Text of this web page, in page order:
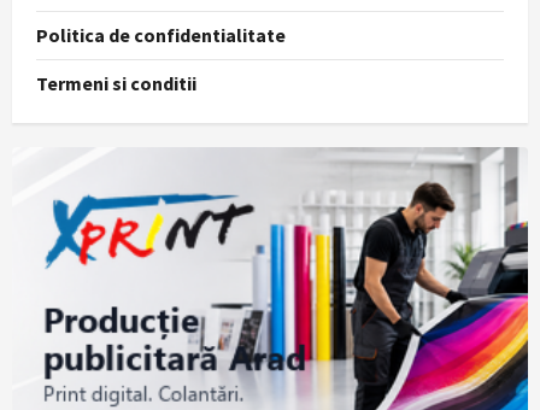
Politica de confidentialitate
Termeni si conditii